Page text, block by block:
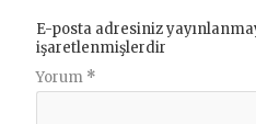
E-posta adresiniz
işaretlenmişlerdir
Yorum *